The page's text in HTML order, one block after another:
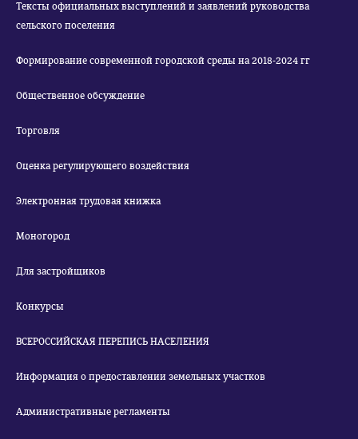
Тексты официальных выступлений и заявлений руководства
сельского поселения
Формирование современной городской среды на 2018-2024 гг
Общественное обсуждение
Торговля
Оценка регулирующего воздействия
Электронная трудовая книжка
Моногород
Для застройщиков
Конкурсы
ВСЕРОССИЙСКАЯ ПЕРЕПИСЬ НАСЕЛЕНИЯ
Информация о предоставлении земельных участков
Административные регламенты